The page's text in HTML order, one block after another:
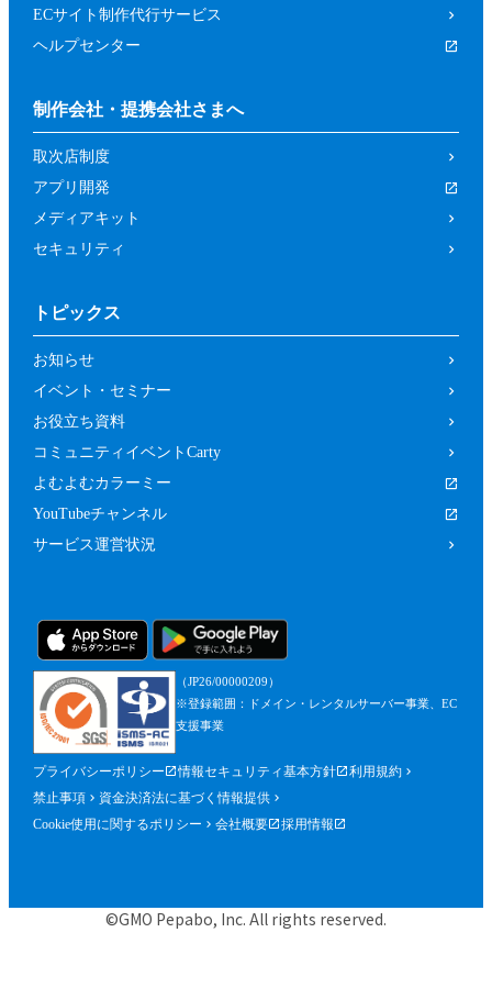
ECサイト制作代行サービス
ヘルプセンター
制作会社・提携会社さまへ
取次店制度
アプリ開発
メディアキット
セキュリティ
トピックス
お知らせ
イベント・セミナー
お役立ち資料
コミュニティイベントCarty
よむよむカラーミー
YouTubeチャンネル
サービス運営状況
（JP26/00000209）
※登録範囲：ドメイン・レンタルサーバー事業、EC
支援事業
プライバシーポリシー 情報セキュリティ基本方針
利用規約
禁止事項
資金決済法に基づく情報提供
Cookie使用に関するポリシー
会社概要 採用情報
©GMO Pepabo, Inc. All rights reserved.